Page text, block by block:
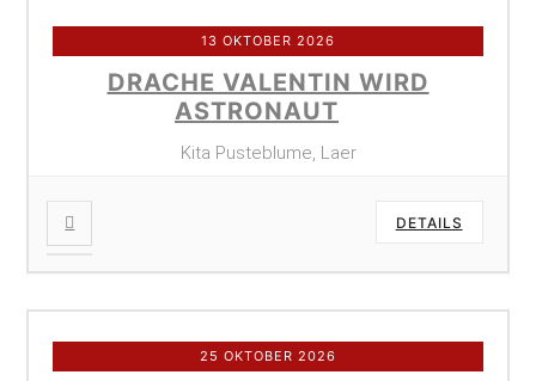
13 OKTOBER 2026
DRACHE VALENTIN WIRD
ASTRONAUT
Kita Pusteblume, Laer
DETAILS
25 OKTOBER 2026